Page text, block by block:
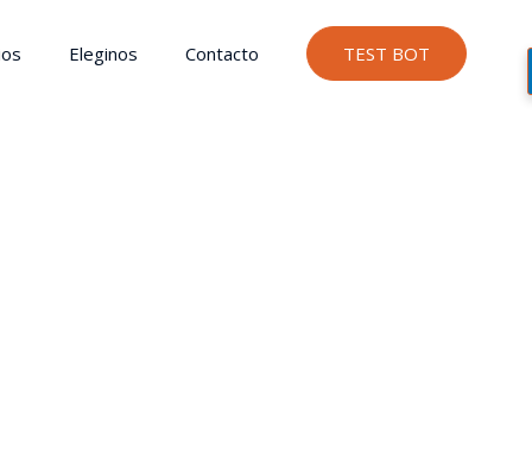
Eleginos Contacto TEST BOT